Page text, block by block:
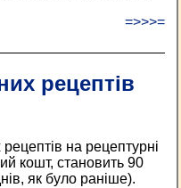
=>>>=
рецептів
рецептів на рецептурні
кошт, становить 90
як було раніше).